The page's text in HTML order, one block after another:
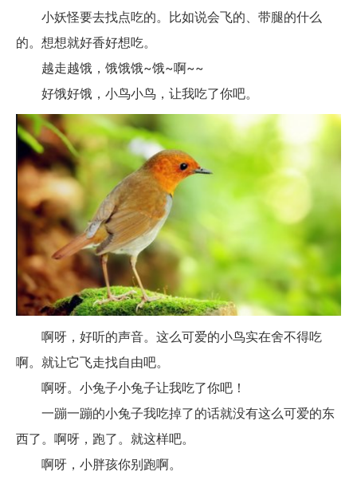
小妖怪要去找点吃的。比如说会飞的、带腿的什么
的。想想就好香好想吃。
越走越饿，饿饿饿~饿~啊~~
好饿好饿，小鸟小鸟，让我吃了你吧。
啊呀，好听的声音。这么可爱的小鸟实在舍不得吃
啊。就让它飞走找自由吧。
啊呀。小兔子小兔子让我吃了你吧！
一蹦一蹦的小兔子我吃掉了的话就没有这么可爱的东
西了。啊呀，跑了。就这样吧。
啊呀，小胖孩你别跑啊。